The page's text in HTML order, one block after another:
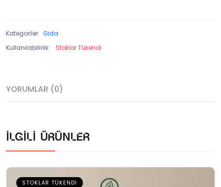
Kategoriler: Gıda
Kullanılabilirlik:
Stoklar Tükendi
YORUMLAR (0)
İlgili ürünler
STOKLAR TÜKENDI